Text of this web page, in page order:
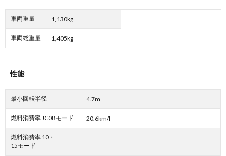
車両重量 1,130kg
車両総重量 1,405kg
性能
最小回転半径 4.7m
燃料消費率 JC08モード 20.6km/l
燃料消費率 10・
15モード